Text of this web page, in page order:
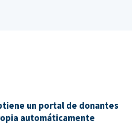
un portal de donantes
automáticamente